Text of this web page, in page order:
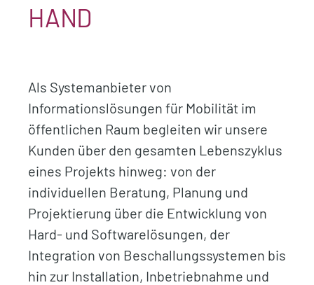
HAND
Als Systemanbieter von
Informationslösungen für Mobilität im
öffentlichen Raum begleiten wir unsere
Kunden über den gesamten Lebenszyklus
eines Projekts hinweg: von der
individuellen Beratung, Planung und
Projektierung über die Entwicklung von
Hard- und Softwarelösungen, der
Integration von Beschallungssystemen bis
hin zur Installation, Inbetriebnahme und